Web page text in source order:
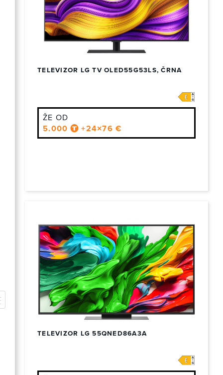
TELEVIZOR LG TV OLED55G53LS, ČRNA
ŽE OD
5.000
+24×76 €
TELEVIZOR LG 55QNED86A3A